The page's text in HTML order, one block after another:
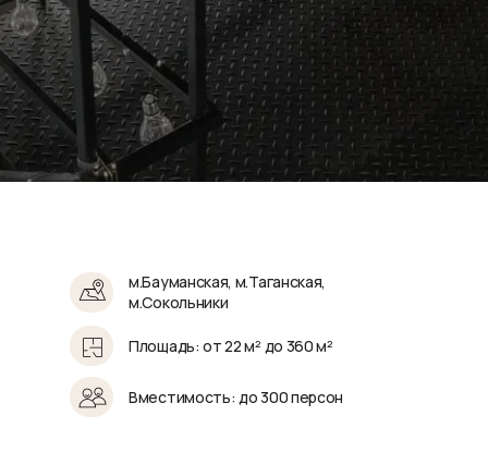
м.Бауманская, м.Таганская,
м.Сокольники
Вместимость: до 300 персон
Площадь: от 22 м² до 360 м²